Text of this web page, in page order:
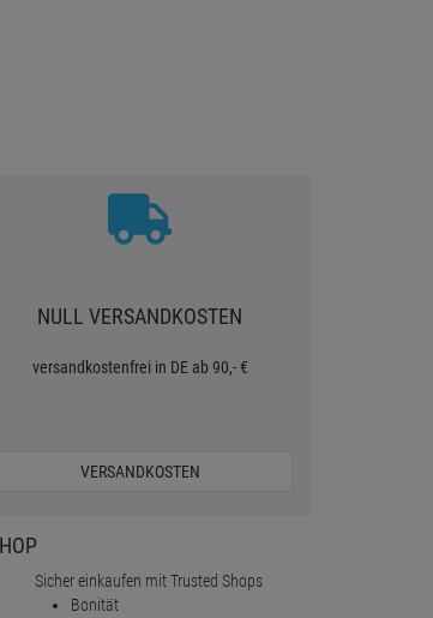
NULL VERSANDKOSTEN
versandkostenfrei in DE ab 90,- €
VERSANDKOSTEN
Sicher einkaufen mit Trusted Shops
Bonität